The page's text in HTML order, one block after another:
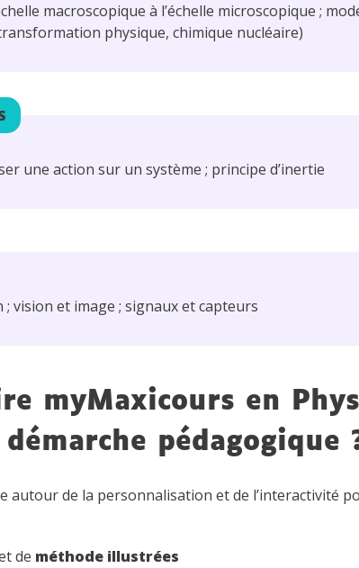
macroscopique à l’échelle microscopique ;
physique, chimique nucléaire)
une action sur un système ; principe d’inertie
vision et image ; signaux et capteurs
myMaxicours en
pédagogique
autour de la personnalisation et de l’interactivité
de méthode illustrées